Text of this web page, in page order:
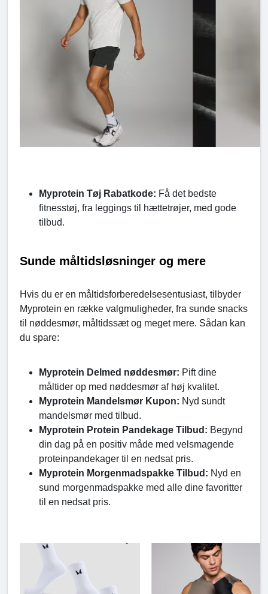
Myprotein Tøj Rabatkode: Få det bedste
fitnesstøj, fra leggings til hættetrøjer, med gode
tilbud.
Sunde måltidsløsninger og mere
Hvis du er en måltidsforberedelsesentusiast, tilbyder
Myprotein en række valgmuligheder, fra sunde snacks
til nøddesmør, måltidssæt og meget mere. Sådan kan
du spare:
Myprotein Delmed nøddesmør: Pift dine
måltider op med nøddesmør af høj kvalitet.
Myprotein Mandelsmør Kupon: Nyd sundt
mandelsmør med tilbud.
Myprotein Protein Pandekage Tilbud: Begynd
din dag på en positiv måde med velsmagende
proteinpandekager til en nedsat pris.
Myprotein Morgenmadspakke Tilbud: Nyd en
sund morgenmadspakke med alle dine favoritter
til en nedsat pris.